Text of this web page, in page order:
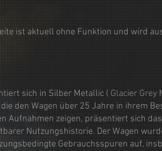
ist aktuell ohne Funktion und wird
sich in Silber Metallic ( Glacier Grey
den Wagen über 25 Jahre in ihrem
Aufnahmen zeigen, präsentiert sich
Nutzungshistorie. Der Wagen
Gebrauchsspuren auf,